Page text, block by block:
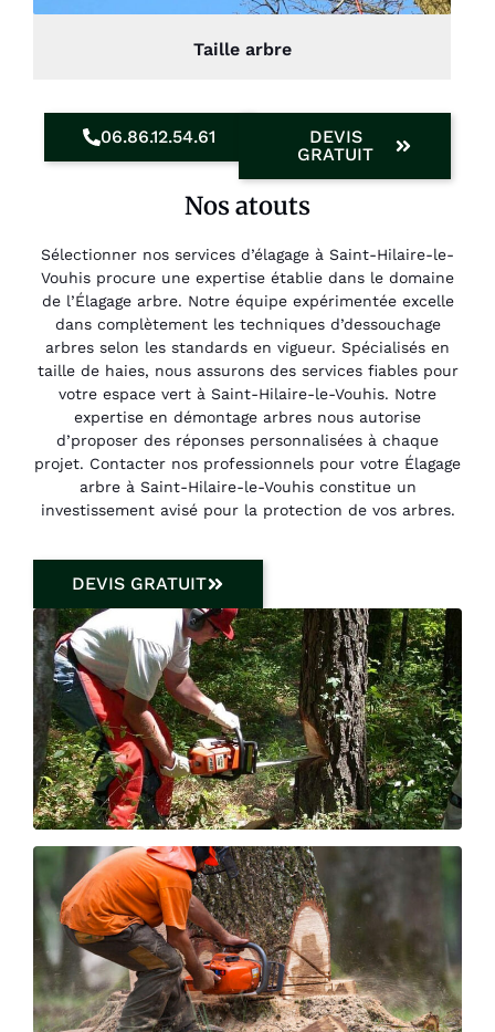
Taille arbre
06.86.12.54.61
DEVIS
GRATUIT
Nos atouts
Sélectionner nos services d’élagage à Saint-Hilaire-le-
Vouhis procure une expertise établie dans le domaine
de l’Élagage arbre. Notre équipe expérimentée excelle
dans complètement les techniques d’dessouchage
arbres selon les standards en vigueur. Spécialisés en
taille de haies, nous assurons des services fiables pour
votre espace vert à Saint-Hilaire-le-Vouhis. Notre
expertise en démontage arbres nous autorise
d’proposer des réponses personnalisées à chaque
projet. Contacter nos professionnels pour votre Élagage
arbre à Saint-Hilaire-le-Vouhis constitue un
investissement avisé pour la protection de vos arbres.
DEVIS GRATUIT